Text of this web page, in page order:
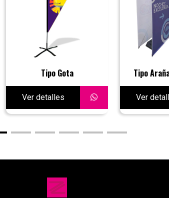
Tipo Gota
Ver detalles
Tipo
Ver